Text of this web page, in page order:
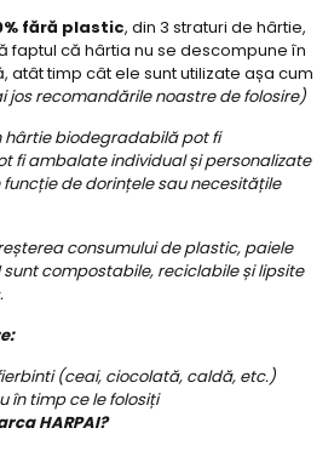
fără plastic, din 3 straturi de hârtie,
faptul că hârtia nu se descompune în
atât timp cât ele sunt utilizate așa cum
jos recomandările noastre de folosire)
hârtie biodegradabilă pot fi
fi ambalate individual și personalizate
de dorințele sau necesitățile
consumului de plastic, paiele
sunt compostabile, reciclabile și lipsite
(ceai, ciocolată, caldă, etc.)
în timp ce le folosiți
HARPAI?